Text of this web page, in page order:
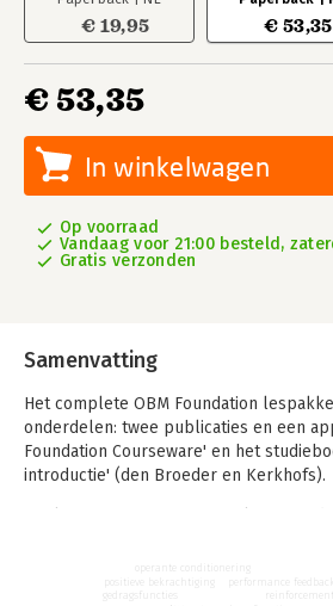
€ 19,95 € 53,35
€ 53,35
In winkelwagen
Op voorraad
Vandaag voor 21:00 besteld,
Gratis verzonden
Samenvatting
Het complete OBM Foundation
onderdelen: twee publicaties en een
Foundation Courseware' en het
introductie' (den Broeder en Kerkhofs).
leerplatform Knowingo.
gedragsfuncties
positieve bekrachtiging
operante conditionering
reinforcement